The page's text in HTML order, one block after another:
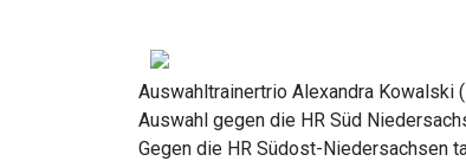
Auswahltrainertrio Alexandra Kowalski
Auswahl gegen die HR Süd
Gegen die HR Südost-Niedersachsen